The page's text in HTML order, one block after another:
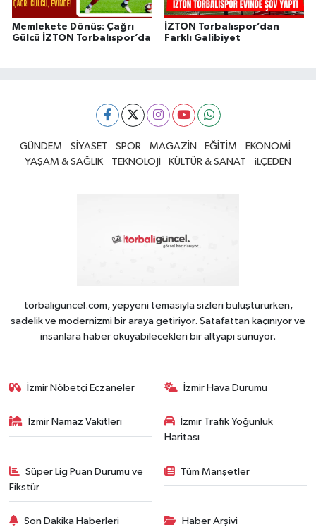
Memlekete Dönüş: Çağrı
Gülcü İZTON Torbalıspor’da
İZTON Torbalıspor’dan
Farklı Galibiyet
GÜNDEM SİYASET SPOR MAGAZİN EĞİTİM
EKONOMİ
YAŞAM & SAĞLIK
TEKNOLOJİ KÜLTÜR & SANAT iLÇEDEN
torbaliguncel.com, yepyeni temasıyla sizleri buluştururken,
sadelik ve modernizmi bir araya getiriyor. Şatafattan kaçınıyor ve
insanlara haber okuyabilecekleri bir altyapı sunuyor.
İzmir Nöbetçi Eczaneler İzmir Hava Durumu
İzmir Namaz Vakitleri
İzmir Trafik Yoğunluk
Haritası
Süper Lig Puan Durumu ve
Fikstür
Tüm Manşetler
Son Dakika Haberleri Haber Arşivi